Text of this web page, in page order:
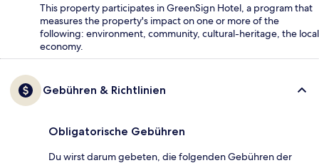
This property participates in GreenSign Hotel, a program that
measures the property's impact on one or more of the
following: environment, community, cultural-heritage, the local
economy.
Gebühren & Richtlinien
Obligatorische Gebühren
Du wirst darum gebeten, die folgenden Gebühren der